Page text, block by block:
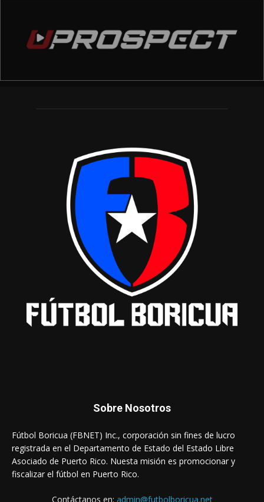
Sobre Nosotros
Fútbol Boricua (FBNET) Inc., corporación sin fines de lucro
registrada en el Departamento de Estado del Estado Libre
Asociado de Puerto Rico. Nuesta misión es promocionar y
fiscalizar el fútbol en Puerto Rico.
Contáctanos en: admin@futbolboricua.net